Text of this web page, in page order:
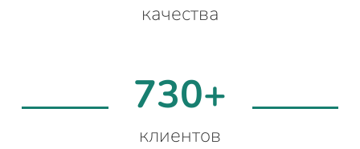
качества
730+
клиентов